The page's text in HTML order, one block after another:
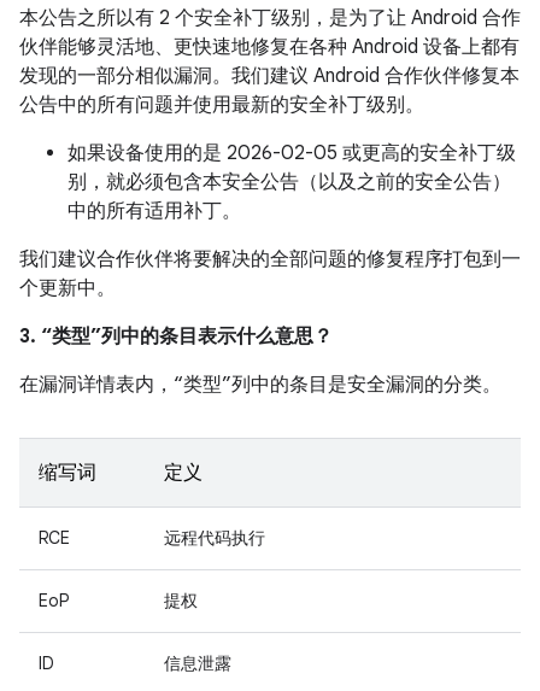
本公告之所以有 2 个安全补丁级别，是为了让 Android 合作
伙伴能够灵活地、更快速地修复在各种 Android 设备上都有
发现的一部分相似漏洞。我们建议 Android 合作伙伴修复本
公告中的所有问题并使用最新的安全补丁级别。
如果设备使用的是 2026-02-05 或更高的安全补丁级
别，就必须包含本安全公告（以及之前的安全公告）
中的所有适用补丁。
我们建议合作伙伴将要解决的全部问题的修复程序打包到一
个更新中。
3. “类型”列中的条目表示什么意思？
在漏洞详情表内，“类型”列中的条目是安全漏洞的分类。
缩写词 定义
RCE 远程代码执行
EoP 提权
ID 信息泄露